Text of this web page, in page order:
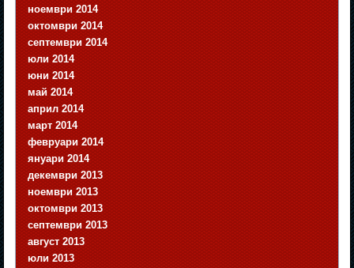
ноември 2014
октомври 2014
септември 2014
юли 2014
юни 2014
май 2014
април 2014
март 2014
февруари 2014
януари 2014
декември 2013
ноември 2013
октомври 2013
септември 2013
август 2013
юли 2013